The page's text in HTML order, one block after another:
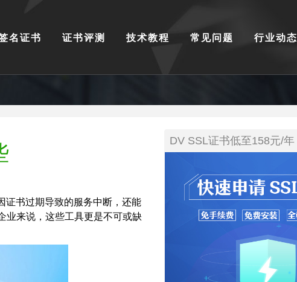
名证书 证书评测 技术教程 常见问题 行业动态
证书过期导致的服务中断，还能
业来说，这些工具更是不可或缺
DV SSL证书低至158元/年